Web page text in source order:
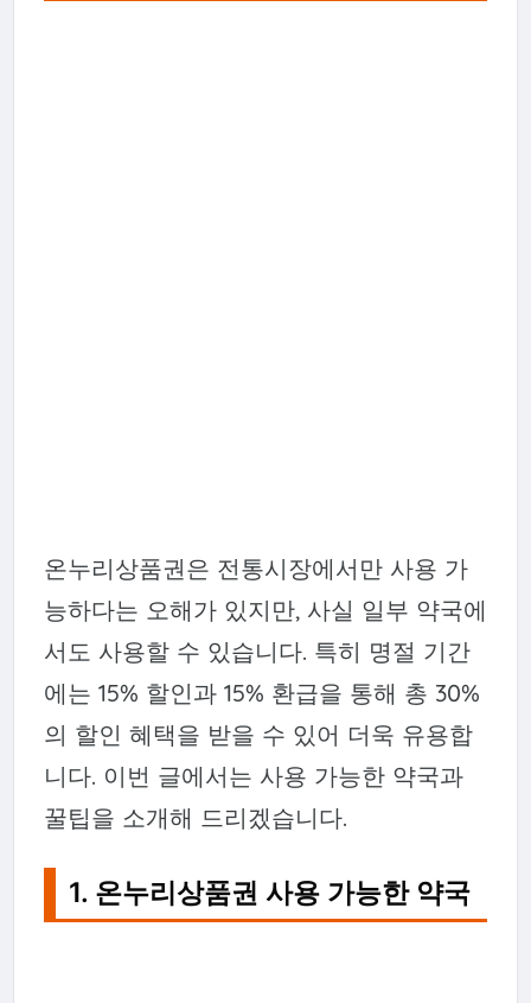
온누리상품권은 전통시장에서만 사용 가
능하다는 오해가 있지만, 사실 일부 약국에
서도 사용할 수 있습니다. 특히 명절 기간
에는 15% 할인과 15% 환급을 통해 총 30%
의 할인 혜택을 받을 수 있어 더욱 유용합
니다. 이번 글에서는 사용 가능한 약국과
꿀팁을 소개해 드리겠습니다.
1. 온누리상품권 사용 가능한 약국